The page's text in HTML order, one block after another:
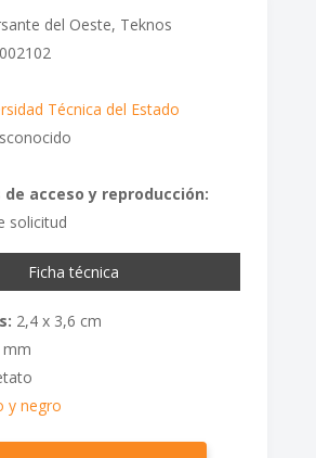
del Oeste, Teknos
Técnica del Estado
de acceso y reproducción:
solicitud
Ficha técnica
2,4 x 3,6 cm
mm
y negro